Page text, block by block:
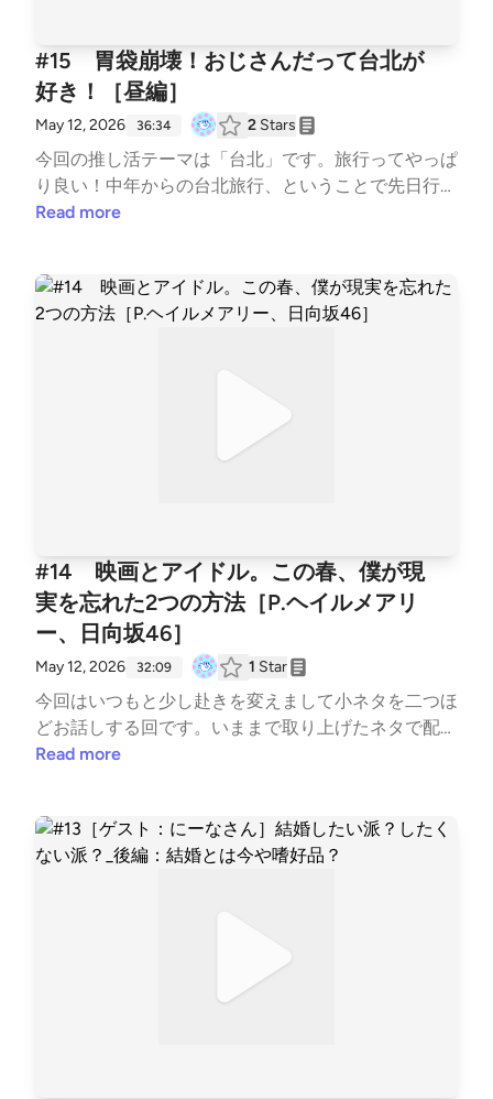
#15 胃袋崩壊！おじさんだって台北が
好き！［昼編］
May 12, 2026 36:34 2 Stars
今回の推し活テーマは「台北」です。旅行ってやっぱ
り良い！中年からの台北旅行、ということで先日行っ
てきた模様を2回に分けてお届けします。前編である
い！「熱気」を喰らい「湿気」に酔う、そんなおじさ
ん旅の模様はいかに？ 番組内で紹介したお店はこち
大王（スージエドウジャンダーワン）https://maps.ap
p.goo.gl/rXToXSmhmQcHo75i9 ⚫︎お茶とチョコのカ
Read more
#14 映画とアイドル。この春、僕が現
実を忘れた2つの方法［P.ヘイルメアリ
ー、日向坂46］
May 12, 2026 32:09 1 Star
今回はいつもと少し赴きを変えまして小ネタを二つほ
どお話しする回です。いままで取り上げたネタで配信
後も続報や話たいことがまだまだある！そんななかで
ループ日向坂46です！今回はネタバレもありますの
でタイムスタンプを用意してみました。※すみませ
［日向坂46］グループの未来は！？ プロジェクトヘ
イルメアリーで話題にしたWIRED Japanはこちら！⁠ht
Read more